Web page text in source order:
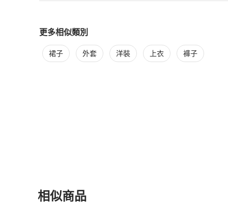
更多相似類別
更多LOEWE女裝相似商品推薦
裙子 外套 洋裝 上衣 褲子
相似商品